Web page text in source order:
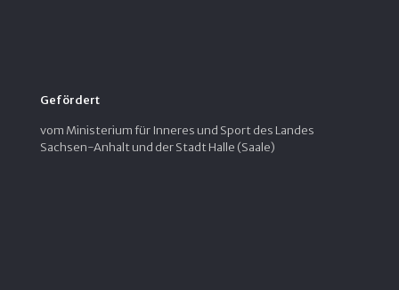
Gefördert
vom Ministerium für Inneres und Sport des Landes
Sachsen-Anhalt und der Stadt Halle (Saale)